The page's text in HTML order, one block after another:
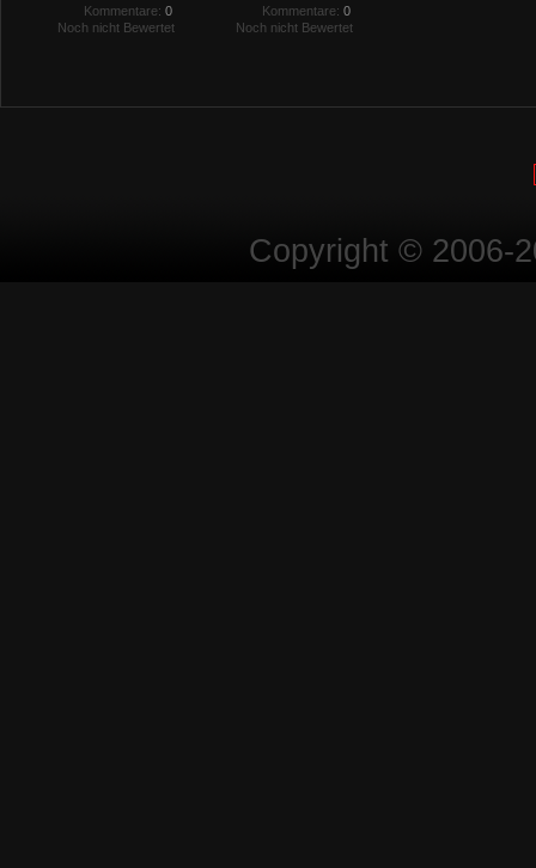
Kommentare: 0
Noch nicht Bewertet
Kommentare: 0
Noch nicht Bewertet
Copyright © 2006-